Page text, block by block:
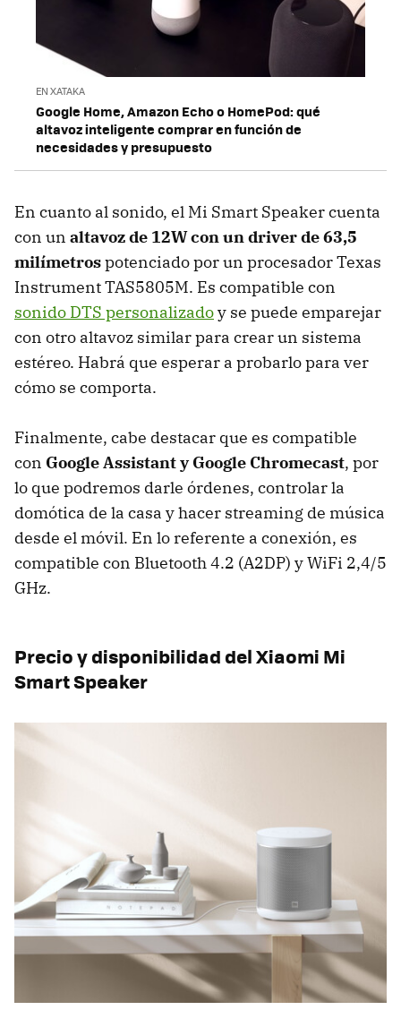
EN XATAKA
Google Home, Amazon Echo o HomePod: qué
altavoz inteligente comprar en función de
necesidades y presupuesto
En cuanto al sonido, el Mi Smart Speaker cuenta
con un altavoz de 12W con un driver de 63,5
milímetrospotenciado por un procesador Texas
Instrument TAS5805M. Es compatible con
sonido DTS personalizadoy se puede emparejar
con otro altavoz similar para crear un sistema
estéreo. Habrá que esperar a probarlo para ver
cómo se comporta.
Finalmente, cabe destacar que es compatible
con Google Assistant y Google Chromecast, por
lo que podremos darle órdenes, controlar la
domótica de la casa y hacer streaming de música
desde el móvil. En lo referente a conexión, es
compatible con Bluetooth 4.2 (A2DP) y WiFi 2,4/5
GHz.
Precio y disponibilidad del Xiaomi Mi
Smart Speaker